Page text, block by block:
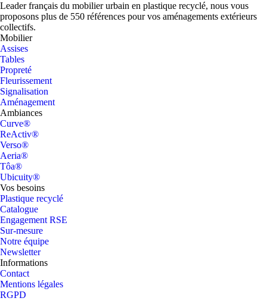
Leader français du mobilier urbain en plastique recyclé, nous vous
proposons plus de 550 références pour vos aménagements extérieurs
collectifs.
Mobilier
Assises
Tables
Propreté
Fleurissement
Signalisation
Aménagement
Ambiances
Curve®
ReActiv®
Verso®
Aeria®
Tôa®
Ubicuity®
Vos besoins
Plastique recyclé
Catalogue
Engagement RSE
Sur-mesure
Notre équipe
Newsletter
Informations
Contact
Mentions légales
RGPD